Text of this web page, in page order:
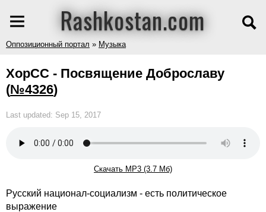
Rashkostan.com
Оппозиционный портал » Музыка
ХорСС - Посвящение Доброславу
(№4326)
Last updated: Sep 15, 2017
Скачать MP3 (3.7 Мб)
Русский национал-социализм - есть политическое
выражение